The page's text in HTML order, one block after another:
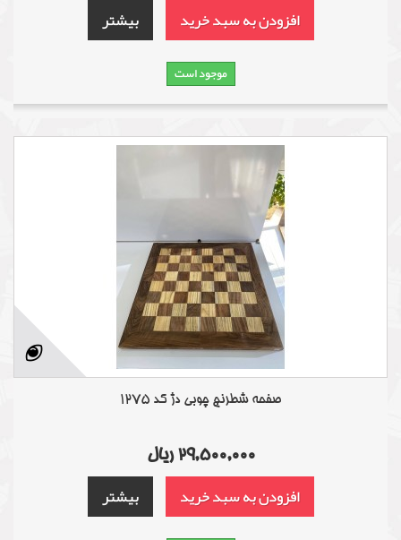
افزودن به سبد خرید بیشتر
موجود است
صفحه شطرنج چوبی دژ کد 1275
29,500,000 ریال
افزودن به سبد خرید بیشتر